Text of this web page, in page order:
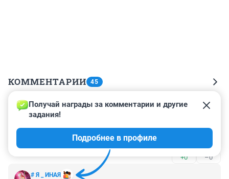
КОММЕНТАРИИ 45
Гость
25 декабря 2021, 22:00
А в дурдоме по 6 м носки вяжут и что, об этом
+0 –0
# Я _ ИНАЯ
Получай награды за комментарии и другие
задания!
Подробнее в профиле